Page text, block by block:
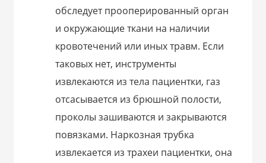
обследует прооперированный орган
и окружающие ткани на наличии
кровотечений или иных травм. Если
таковых нет, инструменты
извлекаются из тела пациентки, газ
отсасывается из брюшной полости,
проколы зашиваются и закрываются
повязками. Наркозная трубка
извлекается из трахеи пациентки, она